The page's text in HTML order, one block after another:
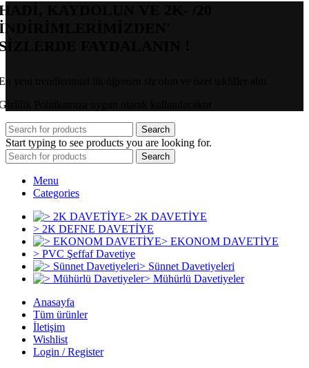
KAYDOLUN VE 2K- /20
FAYDALANIN !
yeni trendlerimizi ilk öğrenen siz olun ve özel teklifler alın.
Politikamıza uygun olarak kullanılacaktır
Search
Start typing to see products you are looking for.
Search
Menu
Categories
> 2K DAVETİYE
> 2K DEFNE DAVETİYE
> EKONOM DAVETİYE
> PVC Şeffaf Davetiye
> Sünnet Davetiyeleri
> Mühürlü Davetiyeler
Anasayfa
Tüm ürünler
İletişim
Wishlist
Login / Register